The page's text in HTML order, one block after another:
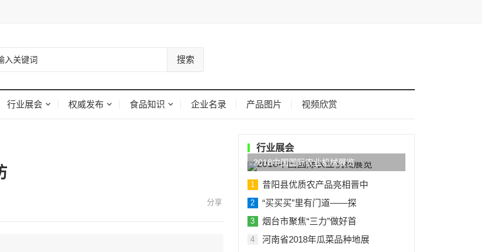
搜索
行业展会 权威发布 食品知识 企业名录 产品图片 视频欣赏
行业展会
2018中国国际农业机械展览
1 昔阳县优质农产品亮相晋中
2 “买买买”里有门道——探
3 烟台市聚焦“三力”做好首
4 河南省2018年瓜菜品种地展